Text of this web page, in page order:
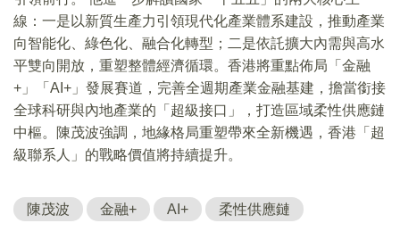
線：一是以新質生產力引領現代化產業體系建設，推動產業
向智能化、綠色化、融合化轉型；二是依託擴大內需與高水
平雙向開放，重塑整體經濟循環。香港將重點佈局「金融
+」「AI+」發展賽道，完善全週期產業金融基建，擔當銜接
全球科研與內地產業的「超級接口」，打造區域柔性供應鏈
中樞。陳茂波強調，地緣格局重塑帶來全新機遇，香港「超
級聯系人」的戰略價值將持續提升。
陳茂波 金融+ AI+ 柔性供應鏈